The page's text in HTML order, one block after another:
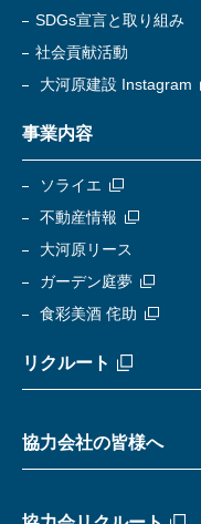
SDGs宣言と取り組み
社会貢献活動
大河原建設 Instagram
事業内容
ソライエ
不動産情報
大河原リース
ガーデン庭夢
食彩美酒 侘助
リクルート
協力会社の皆様へ